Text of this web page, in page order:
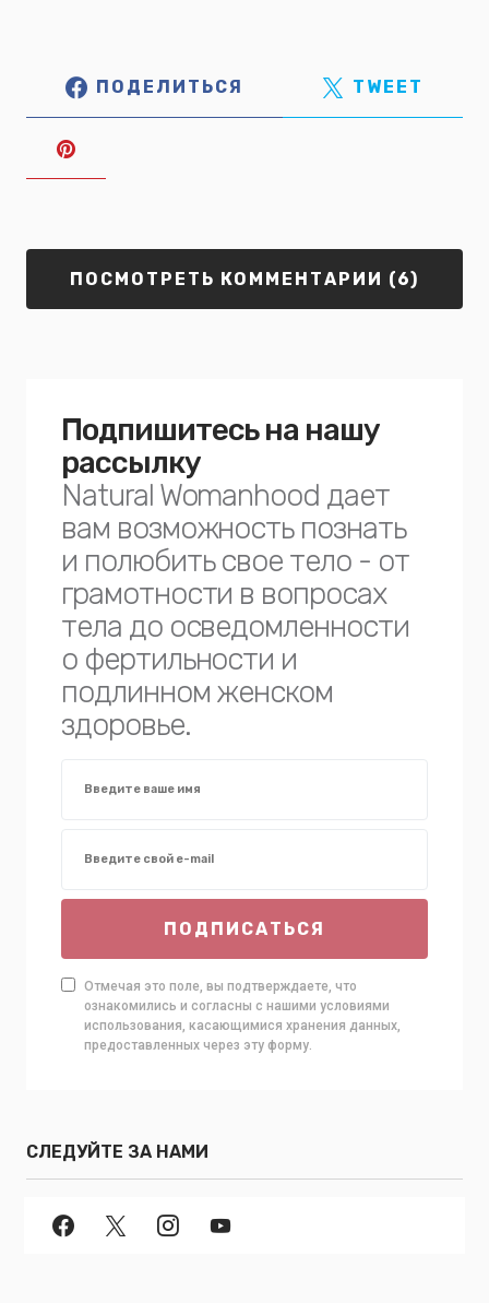
ПОДЕЛИТЬСЯ TWEET
ПОСМОТРЕТЬ КОММЕНТАРИИ (6)
Подпишитесь на нашу
рассылку
Natural Womanhood дает
вам возможность познать
и полюбить свое тело - от
грамотности в вопросах
тела до осведомленности
о фертильности и
подлинном женском
здоровье.
ПОДПИСАТЬСЯ
Отмечая это поле, вы подтверждаете, что
ознакомились и согласны с нашими условиями
использования, касающимися хранения данных,
предоставленных через эту форму.
СЛЕДУЙТЕ ЗА НАМИ